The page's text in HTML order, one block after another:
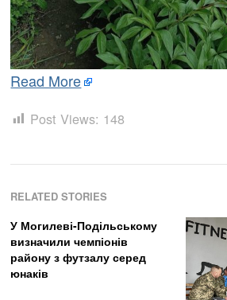
Read More
Post Views: 148
RELATED STORIES
У Могилеві-Подільському
визначили чемпіонів
району з футзалу серед
юнаків